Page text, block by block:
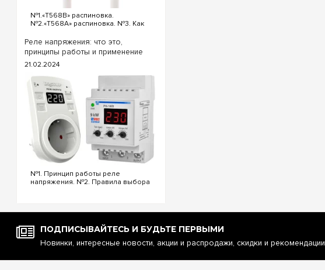
№1.«T568B» распиновка.
№2.«T568A» распиновка. №3. Как
«T568B» распиновка интернет
кабеля Порядок проводов схемы
«T568B»: «T568B» 1. Бело...
Реле напряжения: что это,
принципы работы и применение
21.02.2024
№1. Принцип работы реле
напряжения. №2. Правила выбора
Управление реле напряжения
через Wi-Fi. №5. Реле напряжения
или стаб...
ПОДПИСЫВАЙТЕСЬ И БУДЬТЕ ПЕРВЫМИ
Новинки, интересные новости, акции и распродажи, скидки и рекомендации